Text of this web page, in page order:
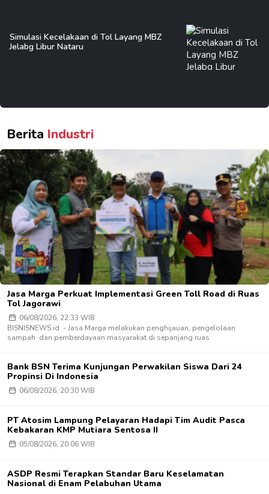
Simulasi Kecelakaan di Tol Layang MBZ
Jelabg Libur Nataru
Berita Industri
Jasa Marga Perkuat Implementasi Green Toll Road di Ruas
Tol Jagorawi
06/08/2026, 22:33 WIB
BISNISNEWS.id - Jasa Marga melakukan penghijauan, pengelolaan
sampah dan pemberdayaan masyarakat di sepanjang ruas
Bank BSN Terima Kunjungan Perwakilan Siswa Dari 24
Propinsi Di Indonesia
06/08/2026, 20:30 WIB
PT Atosim Lampung Pelayaran Hadapi Tim Audit Pasca
Kebakaran KMP Mutiara Sentosa II
05/08/2026, 20:06 WIB
ASDP Resmi Terapkan Standar Baru Keselamatan
Nasional di Enam Pelabuhan Utama